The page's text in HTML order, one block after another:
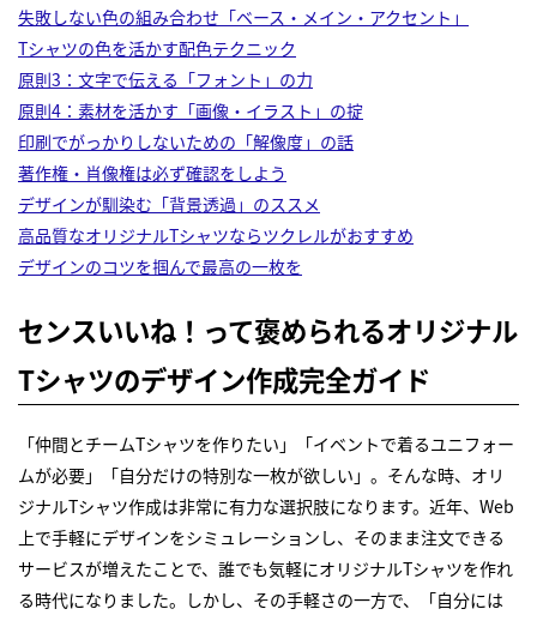
失敗しない色の組み合わせ「ベース・メイン・アクセント」
Tシャツの色を活かす配色テクニック
原則3：文字で伝える「フォント」の力
原則4：素材を活かす「画像・イラスト」の掟
印刷でがっかりしないための「解像度」の話
著作権・肖像権は必ず確認をしよう
デザインが馴染む「背景透過」のススメ
高品質なオリジナルTシャツならツクレルがおすすめ
デザインのコツを掴んで最高の一枚を
センスいいね！って褒められるオリジナル
Tシャツのデザイン作成完全ガイド
「仲間とチームTシャツを作りたい」「イベントで着るユニフォー
ムが必要」「自分だけの特別な一枚が欲しい」。そんな時、オリ
ジナルTシャツ作成は非常に有力な選択肢になります。近年、Web
上で手軽にデザインをシミュレーションし、そのまま注文できる
サービスが増えたことで、誰でも気軽にオリジナルTシャツを作れ
る時代になりました。しかし、その手軽さの一方で、「自分には